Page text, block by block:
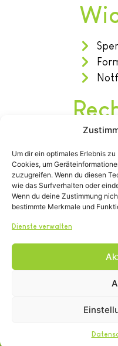
Um dir ein optimales Erlebnis
Cookies, um
zuzugreifen. Wenn du diesen
wie das Surfverhalten oder
Wenn du deine Zustimmung
bestimmte Merkmale und
Dienste verwalten
Copyright ©
Tel.: (02642) 21600